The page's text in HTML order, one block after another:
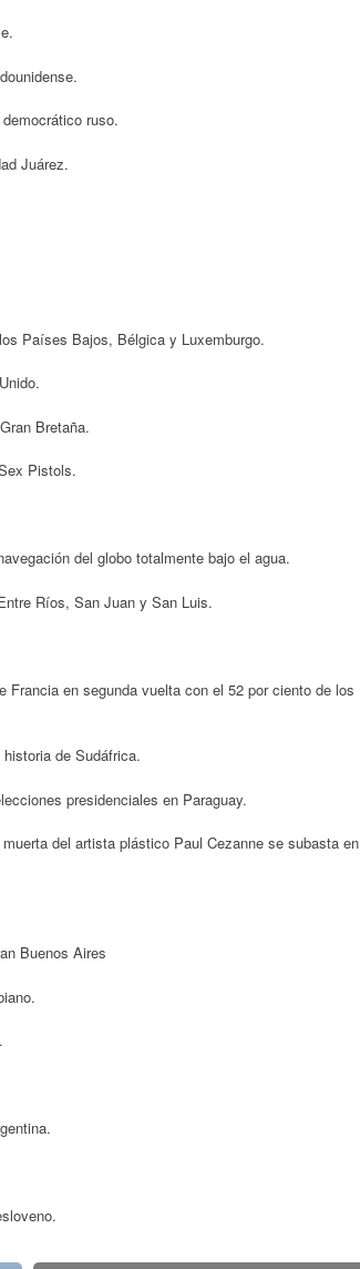
ruso.
Juárez.
Países Bajos, Bélgica y Luxemburgo.
Bretaña.
Pistols.
del globo totalmente bajo el agua.
Ríos, San Juan y San Luis.
en segunda vuelta con el 52 por ciento de los
de Sudáfrica.
presidenciales en Paraguay.
del artista plástico Paul Cezanne se subasta en
Buenos Aires